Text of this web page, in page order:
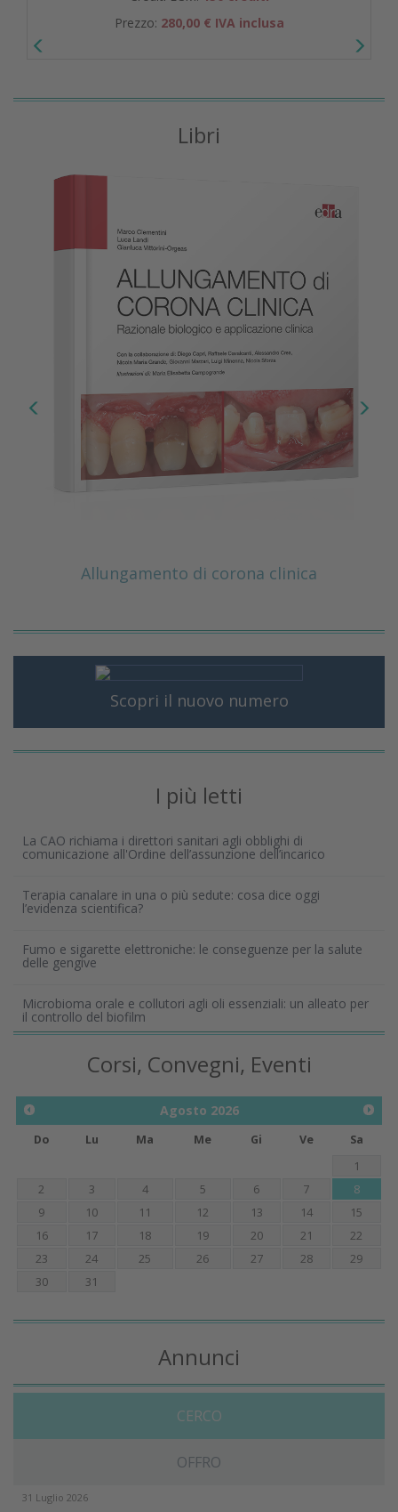
Prezzo: 280,00 € IVA inclusa
Libri
Allungamento di corona clinica
Scopri il nuovo numero
I più letti
La CAO richiama i direttori sanitari agli obblighi di
comunicazione all'Ordine dell’assunzione dell’incarico
Terapia canalare in una o più sedute: cosa dice oggi
l’evidenza scientifica?
Fumo e sigarette elettroniche: le conseguenze per la salute
delle gengive
Microbioma orale e collutori agli oli essenziali: un alleato per
il controllo del biofilm
Corsi, Convegni, Eventi
Agosto 2026
Do Lu Ma Me Gi Ve
Sa
1
2
3 4 5 6 7
8
9
10 11 12 13 14
15
16
17 18 19 20 21
22
23
24 25 26 27 28
29
30
31
Annunci
CERCO
OFFRO
31 Luglio 2026